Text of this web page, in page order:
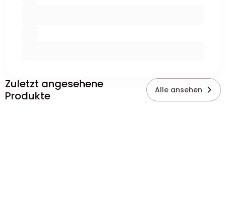
Zuletzt angesehene
Produkte
Alle ansehen